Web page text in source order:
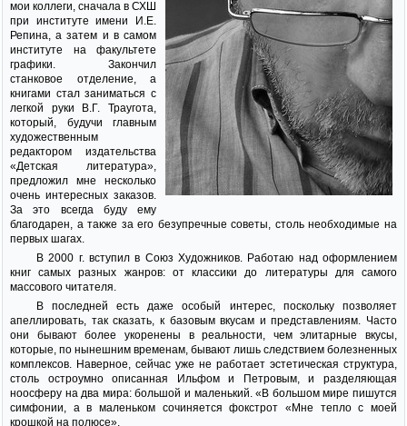
мои коллеги, сначала в СХШ
при институте имени И.Е.
Репина, а затем и в самом
институте на факультете
графики. Закончил
станковое отделение, а
книгами стал заниматься с
легкой руки В.Г. Траугота,
который, будучи главным
художественным
редактором издательства
«Детская литература»,
предложил мне несколько
очень интересных заказов.
За это всегда буду ему
благодарен, а также за его безупречные советы, столь необходимые на
первых шагах.
В 2000 г. вступил в Союз Художников. Работаю над оформлением
книг самых разных жанров: от классики до литературы для самого
массового читателя.
В последней есть даже особый интерес, поскольку позволяет
апеллировать, так сказать, к базовым вкусам и представлениям. Часто
они бывают более укоренены в реальности, чем элитарные вкусы,
которые, по нынешним временам, бывают лишь следствием болезненных
комплексов. Наверное, сейчас уже не работает эстетическая структура,
столь остроумно описанная Ильфом и Петровым, и разделяющая
ноосферу на два мира: большой и маленький. «В большом мире пишутся
симфонии, а в маленьком сочиняется фокстрот «Мне тепло с моей
крошкой на полюсе».